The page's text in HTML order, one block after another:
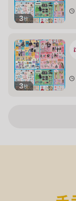
3枚
3枚